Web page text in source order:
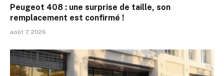
Peugeot 408 : une surprise de taille, son
remplacement est confirmé !
août 7, 2026